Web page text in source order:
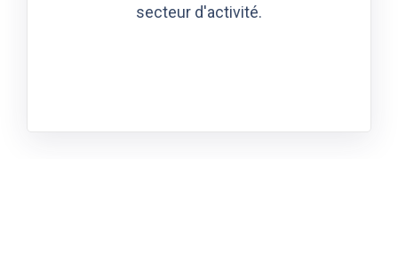
secteur d'activité.